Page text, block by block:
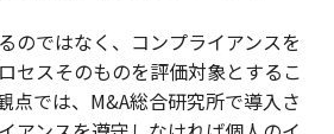
のではなく、コンプライアンスを
セスそのものを評価対象とするこ
点では、M&A総合研究所で導入さ